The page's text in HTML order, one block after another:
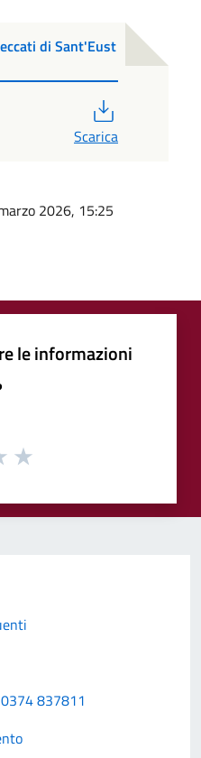
di Sant'Eust
Scarica
2026, 15:25
le informazioni
837811